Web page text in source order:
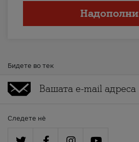
Надополни
Бидете во тек
Следете нè